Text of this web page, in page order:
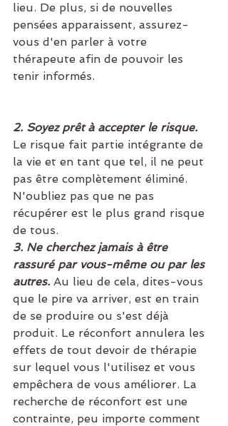
lieu. De plus, si de nouvelles
pensées apparaissent, assurez-
vous d'en parler à votre
thérapeute afin de pouvoir les
tenir informés.
2. Soyez prêt à accepter le risque.
Le risque fait partie intégrante de
la vie et en tant que tel, il ne peut
pas être complètement éliminé.
N'oubliez pas que ne pas
récupérer est le plus grand risque
de tous.
3. Ne cherchez jamais à être
rassuré par vous-même ou par les
autres. Au lieu de cela, dites-vous
que le pire va arriver, est en train
de se produire ou s'est déjà
produit. Le réconfort annulera les
effets de tout devoir de thérapie
sur lequel vous l'utilisez et vous
empêchera de vous améliorer. La
recherche de réconfort est une
contrainte, peu importe comment